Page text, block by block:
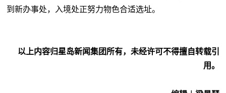
到新办事处，入境处正努力物色合适选址。
以上内容归星岛新闻集团所有，未经许可不得擅自转载引
用。